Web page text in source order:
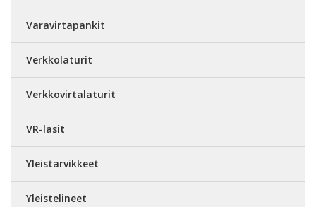
Varavirtapankit
Verkkolaturit
Verkkovirtalaturit
VR-lasit
Yleistarvikkeet
Yleistelineet